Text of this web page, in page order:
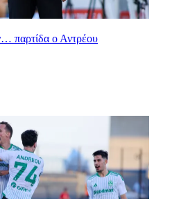
παρτίδα ο Αντρέου